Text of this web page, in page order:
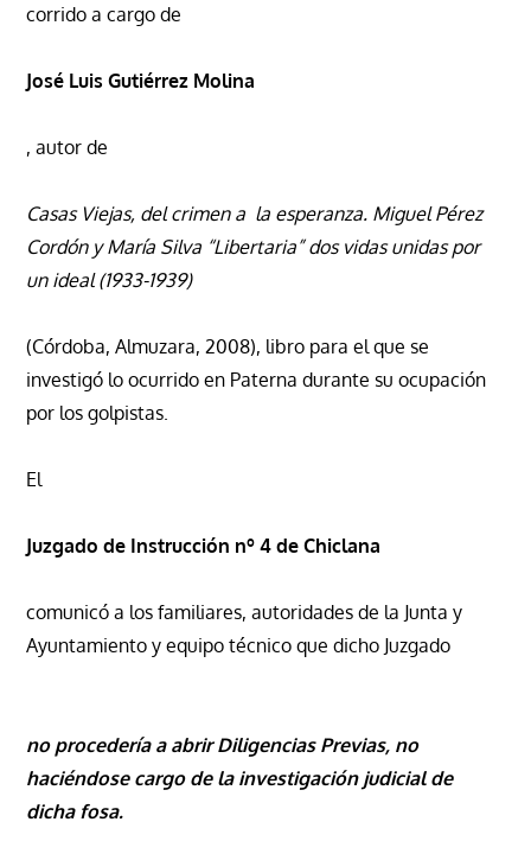
corrido a cargo de
José Luis Gutiérrez Molina
, autor de
Casas Viejas, del crimen a la esperanza. Miguel Pérez
Cordón y María Silva “Libertaria” dos vidas unidas por
un ideal (1933-1939)
(Córdoba, Almuzara, 2008), libro para el que se
investigó lo ocurrido en Paterna durante su ocupación
por los golpistas.
El
Juzgado de Instrucción nº 4 de Chiclana
comunicó a los familiares, autoridades de la Junta y
Ayuntamiento y equipo técnico que dicho Juzgado
no procedería a abrir Diligencias Previas, no
haciéndose cargo de la investigación judicial de
dicha fosa.